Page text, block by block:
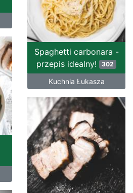
Spaghetti carbonara -
przepis idealny! 302
Kuchnia Łukasza